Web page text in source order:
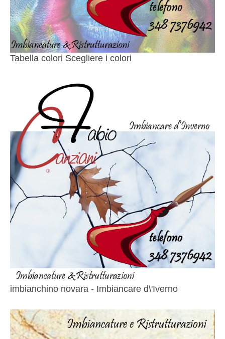
Tabella colori Scegliere i colori
imbianchino novara - Imbiancare d\'Iverno